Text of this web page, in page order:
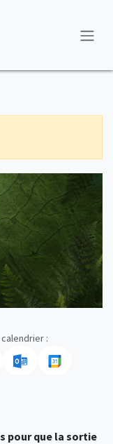
:
pour que la sortie